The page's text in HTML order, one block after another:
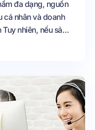
đa dạng, nguồn
cá nhân và doanh
nhiên, nếu sản
sản phẩm là yếu tố